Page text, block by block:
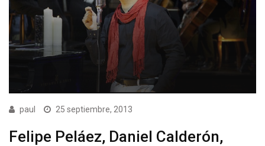
paul 25 septiembre, 2013
Felipe Peláez, Daniel Calderón,